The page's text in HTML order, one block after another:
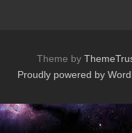
Theme by
Proudly powered by
Akismet